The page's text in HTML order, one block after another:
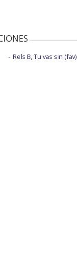
Rels B, Tu vas sin (fav)